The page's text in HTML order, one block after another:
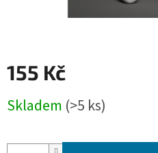
155 Kč
cena:
Skladem (>5 ks)